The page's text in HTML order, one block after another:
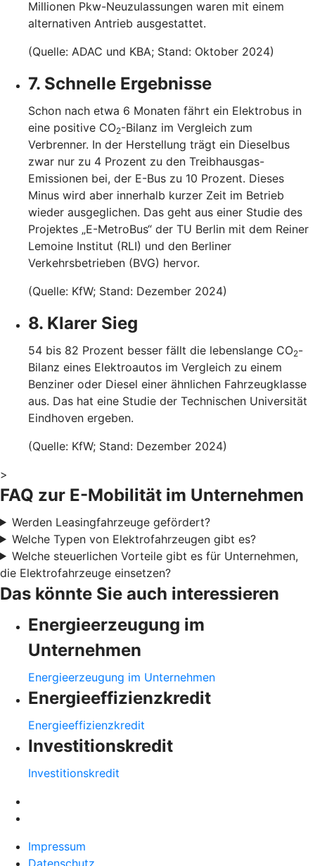
Millionen Pkw-Neuzulassungen waren mit einem
alternativen Antrieb ausgestattet.
(Quelle: ADAC und KBA; Stand: Oktober 2024)
7. Schnelle Ergebnisse
Schon nach etwa 6 Monaten fährt ein Elektrobus in
eine positive CO2-Bilanz im Vergleich zum
Verbrenner. In der Herstellung trägt ein Dieselbus
zwar nur zu 4 Prozent zu den Treibhausgas-
Emissionen bei, der E-Bus zu 10 Prozent. Dieses
Minus wird aber innerhalb kurzer Zeit im Betrieb
wieder ausgeglichen. Das geht aus einer Studie des
Projektes „E-MetroBus“ der TU Berlin mit dem Reiner
Lemoine Institut (RLI) und den Berliner
Verkehrsbetrieben (BVG) hervor.
(Quelle: KfW; Stand: Dezember 2024)
8. Klarer Sieg
54 bis 82 Prozent besser fällt die lebenslange CO2-
Bilanz eines Elektroautos im Vergleich zu einem
Benziner oder Diesel einer ähnlichen Fahrzeugklasse
aus. Das hat eine Studie der Technischen Universität
Eindhoven ergeben.
(Quelle: KfW; Stand: Dezember 2024)
>
FAQ zur E-Mobilität im Unternehmen
Werden Leasingfahrzeuge gefördert?
Welche Typen von Elektrofahrzeugen gibt es?
Welche steuerlichen Vorteile gibt es für Unternehmen,
die Elektrofahrzeuge einsetzen?
Das könnte Sie auch interessieren
Energieerzeugung im
Unternehmen
Energieerzeugung im Unternehmen
Energieeffizienzkredit
Energieeffizienzkredit
Investitionskredit
Investitionskredit
Impressum
Datenschutz